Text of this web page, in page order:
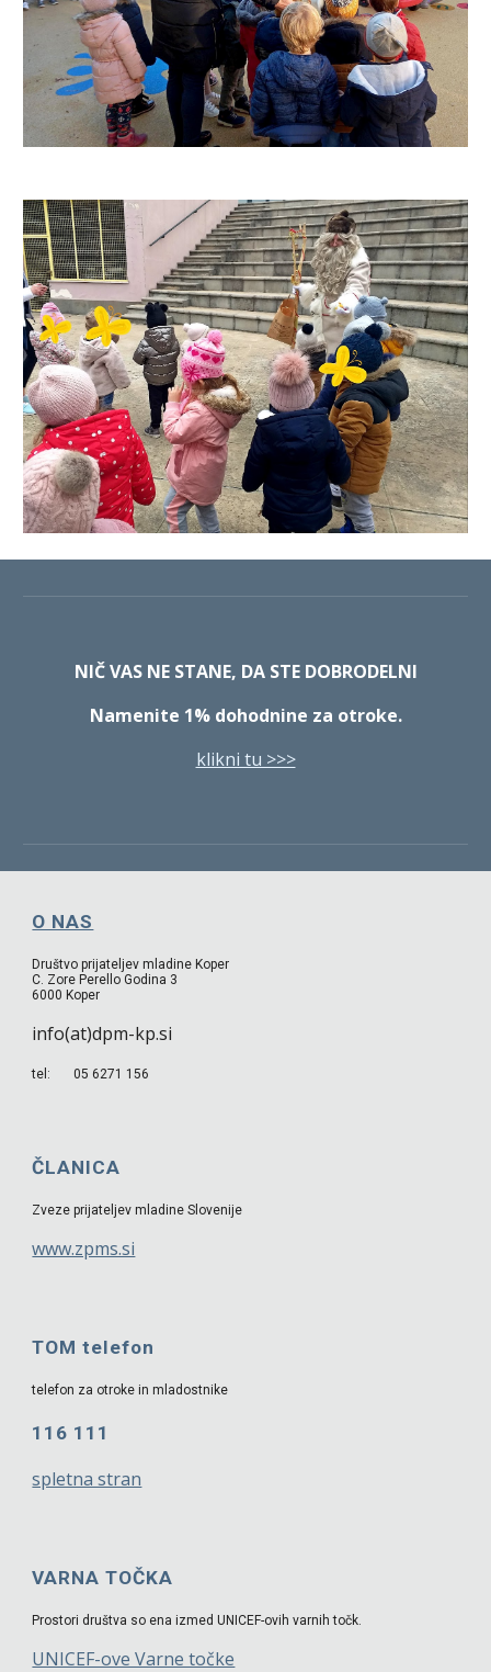
NIČ VAS NE STANE, DA STE DOBRODELNI
Namenite 1% dohodnine za otroke.
klikni tu >>>
O NAS
Društvo prijateljev mladine Koper
C. Zore Perello Godina 3
6000 Koper
info(at)dpm-kp.si
tel: 05 6271 156
ČLANICA
Zveze prijateljev mladine Slovenije
www.zpms.si
TOM telefon
telefon za otroke in mladostnike
116 111
spletna stran
VARNA TOČKA
Prostori društva so ena izmed UNICEF-ovih varnih točk.
UNICEF-ove Varne točke